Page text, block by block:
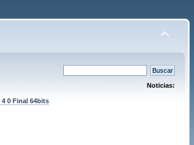
Noticias:
0 Final 64bits